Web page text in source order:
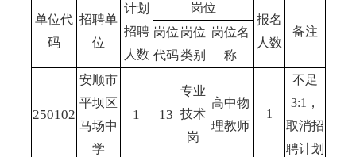
单位代
码
招聘单
位
计划
招聘
人数
岗位
报名
人数
备注
岗位
代码
岗位
类别
岗位名
称
250102
安顺市
平坝区
马场中
学
1 13
专业
技术
岗
高中物
理教师
1
不足
3:1，
取消招
聘计划